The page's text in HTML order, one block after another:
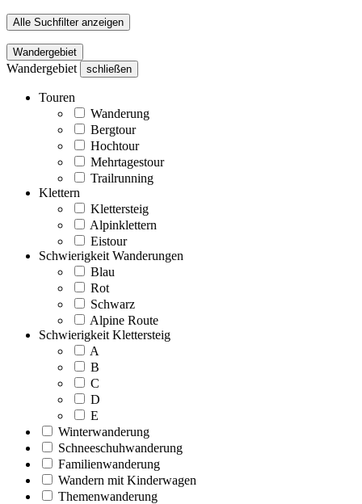
Alle Suchfilter anzeigen
Wandergebiet
Wandergebiet schließen
Touren
Wanderung
Bergtour
Hochtour
Mehrtagestour
Trailrunning
Klettern
Klettersteig
Alpinklettern
Eistour
Schwierigkeit Wanderungen
Blau
Rot
Schwarz
Alpine Route
Schwierigkeit Klettersteig
A
B
C
D
E
Winterwanderung
Schneeschuhwanderung
Familienwanderung
Wandern mit Kinderwagen
Themenwanderung